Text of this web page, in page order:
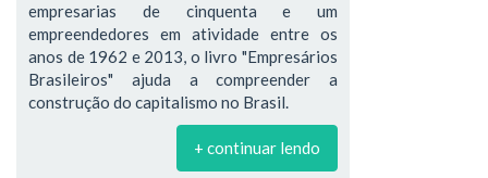
empresarias de cinquenta e um
empreendedores em atividade entre os
anos de 1962 e 2013, o livro "Empresários
Brasileiros" ajuda a compreender a
construção do capitalismo no Brasil.
+ continuar lendo